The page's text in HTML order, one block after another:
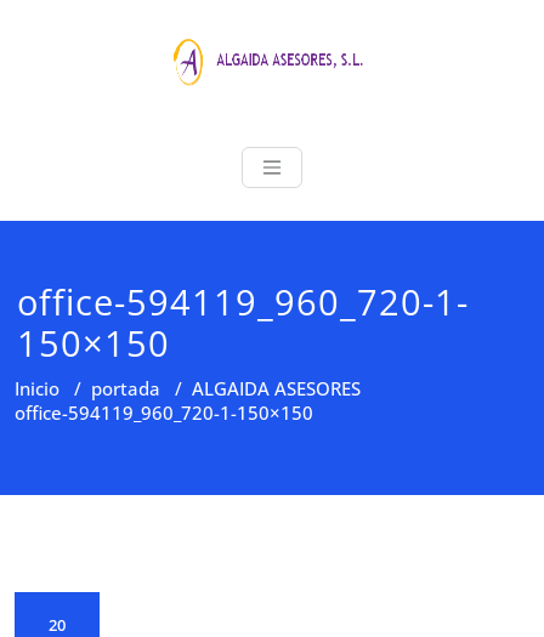
ALGAIDA
office-594119_960_720-1-
150×150
Inicio / portada / ALGAIDA ASESORES
office-594119_960_720-1-150×150
20